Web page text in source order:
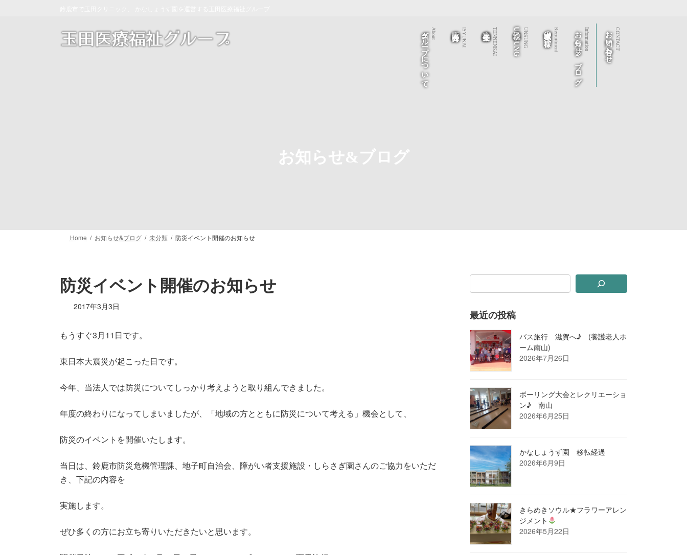
当グループについて About ISYUKAI TENNENKAI 株式会社UNSUNGUNSUNG 求職者の皆様へ Recruitment お知らせ&ブログInformation お問い合わせCONTACT
お知らせ&ブログ
Home お知らせ&ブログ 未分類 防災イベント開催のお知らせ
防災イベント開催のお知らせ
2017年3月3日
もうすぐ3月11日です。
東日本大震災が起こった日です。
今年、当法人では防災についてしっかり考えようと取り組んできました。
年度の終わりになってしまいましたが、「地域の方とともに防災について考える」機会として、
防災のイベントを開催いたします。
当日は、鈴鹿市防災危機管理課、地子町自治会、障がい者支援施設・しらさぎ園さんのご協力をいただ
き、下記の内容を
実施します。
ぜひ多くの方にお立ち寄りいただきたいと思います。
最近の投稿
バス旅行 滋賀へ♪ (養護老人ホ
ーム南山)
2026年7月26日
ボーリング大会とレクリエーショ
ン♪ 南山
2026年6月25日
かなしょうず園 移転経過
2026年6月9日
きらめきソウル★フラワーアレン
ジメント
2026年5月22日